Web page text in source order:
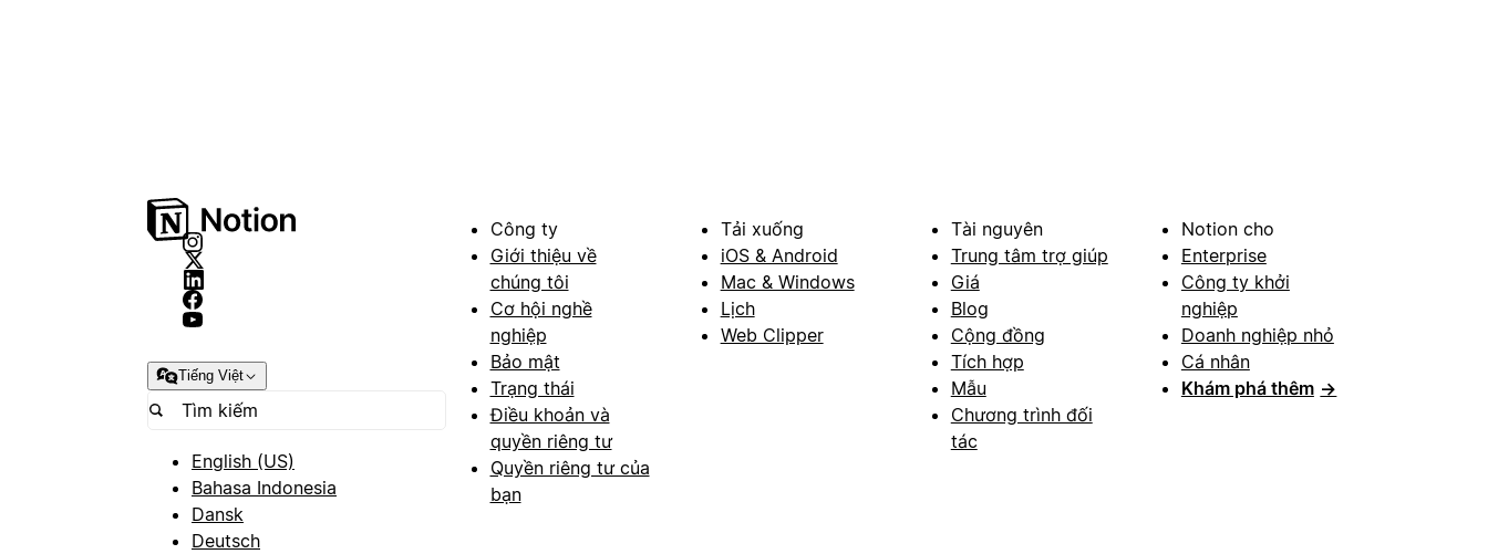
Tiếng Việt
English (US)
Bahasa Indonesia
Dansk
Deutsch
Công ty
Giới thiệu về
chúng tôi
Cơ hội nghề
nghiệp
Bảo mật
Trạng thái
Điều khoản và
quyền riêng tư
Quyền riêng tư của
bạn
Tải xuống
iOS & Android
Mac & Windows
Lịch
Web Clipper
Tài nguyên
Trung tâm trợ giúp
Giá
Blog
Cộng đồng
Tích hợp
Mẫu
Chương trình đối
tác
Notion cho
Enterprise
Công ty khởi
nghiệp
Doanh nghiệp nhỏ
Cá nhân
Khám phá thêm →